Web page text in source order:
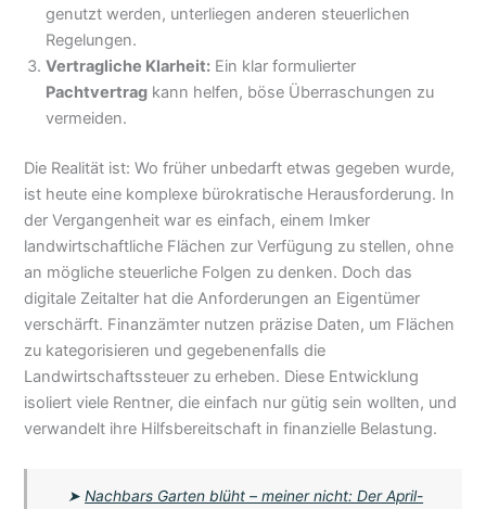
genutzt werden, unterliegen anderen steuerlichen
Regelungen.
Vertragliche Klarheit: Ein klar formulierter
Pachtvertrag kann helfen, böse Überraschungen zu
vermeiden.
Die Realität ist: Wo früher unbedarft etwas gegeben wurde,
ist heute eine komplexe bürokratische Herausforderung. In
der Vergangenheit war es einfach, einem Imker
landwirtschaftliche Flächen zur Verfügung zu stellen, ohne
an mögliche steuerliche Folgen zu denken. Doch das
digitale Zeitalter hat die Anforderungen an Eigentümer
verschärft. Finanzämter nutzen präzise Daten, um Flächen
zu kategorisieren und gegebenenfalls die
Landwirtschaftssteuer zu erheben. Diese Entwicklung
isoliert viele Rentner, die einfach nur gütig sein wollten, und
verwandelt ihre Hilfsbereitschaft in finanzielle Belastung.
➤Nachbars Garten blüht – meiner nicht: Der April-